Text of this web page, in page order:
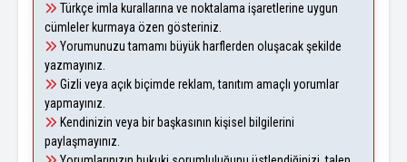
Türkçe imla kurallarına ve noktalama işaretlerine uygun
cümleler kurmaya özen gösteriniz.
Yorumunuzu tamamı büyük harflerden oluşacak şekilde
yazmayınız.
Gizli veya açık biçimde reklam, tanıtım amaçlı yorumlar
yapmayınız.
Kendinizin veya bir başkasının kişisel bilgilerini
paylaşmayınız.